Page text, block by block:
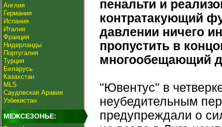
Англия
Германия
Испания
Италия
Франция
Нидерланды
Португалия
Турция
Беларусь
Казахстан
MLS
Саудовская Аравия
Узбекистан
МЕЖСЕЗОНЬЕ:
пенальти и
контратакующий
давлении ничего
пропустить в
многообещающий
"Ювентус" в
неубедительным
предупреждали о